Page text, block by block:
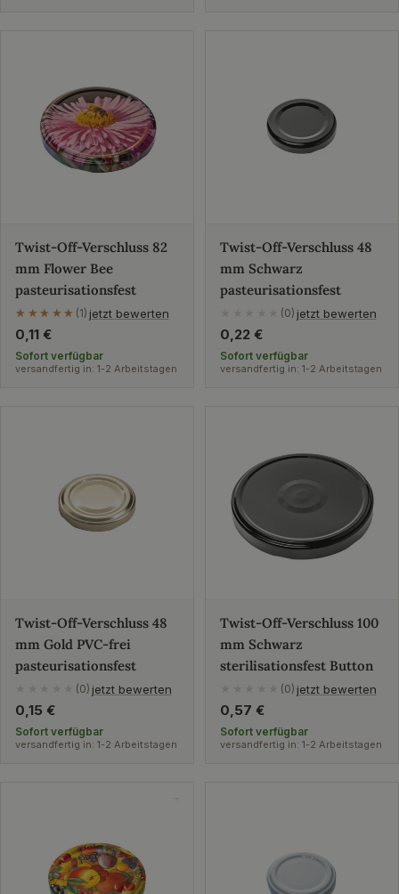
Twist-Off-Verschluss 82
mm Flower Bee
pasteurisationsfest
★★★★★
★★★★★ (1) jetzt bewerten
Regulärer
Preis
0,11 €
Sofort verfügbar
versandfertig in: 1-2 Arbeitstagen
Twist-Off-Verschluss 48
mm Schwarz
pasteurisationsfest
(0) jetzt bewerten
Regulärer
Preis
0,22 €
Sofort verfügbar
versandfertig in: 1-2 Arbeitstagen
Twist-Off-Verschluss 48
mm Gold PVC-frei
pasteurisationsfest
(0) jetzt bewerten
Regulärer
Preis
0,15 €
Sofort verfügbar
versandfertig in: 1-2 Arbeitstagen
Twist-Off-Verschluss 100
mm Schwarz
sterilisationsfest Button
(0) jetzt bewerten
Regulärer
Preis
0,57 €
Sofort verfügbar
versandfertig in: 1-2 Arbeitstagen